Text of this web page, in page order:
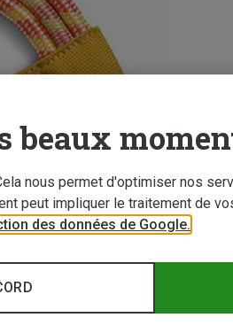
beaux
nous permet d'optimiser nos
peut impliquer le traitement de
des données de Google.